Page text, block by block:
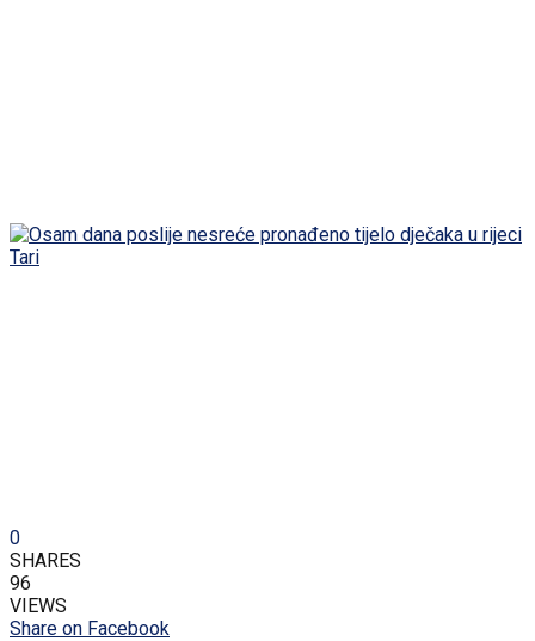
0
SHARES
96
VIEWS
Share on Facebook